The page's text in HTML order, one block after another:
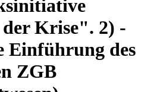
Krise". 2) -
Einführung des
ZGB